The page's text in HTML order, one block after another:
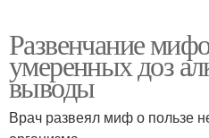
Развенчание
умеренных доз
выводы
Врач развеял миф о пользе